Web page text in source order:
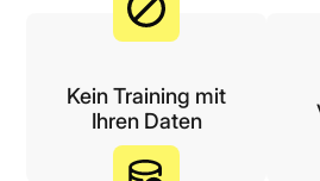
Kein Training mit
Ihren Daten